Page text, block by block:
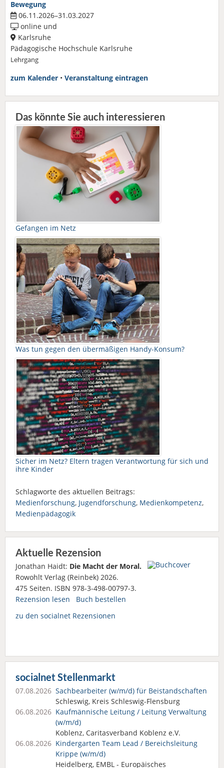
Bewegung
06.11.2026–31.03.2027
online und
Karlsruhe
Pädagogische Hochschule Karlsruhe
Lehrgang
zum Kalender • Veranstaltung eintragen
Das könnte Sie auch interessieren
Gefangen im Netz
Was tun gegen den übermäßigen Handy-Konsum?
Sicher im Netz? Eltern tragen Verantwortung für sich und
ihre Kinder
Schlagworte des aktuellen Beitrags:
Medienforschung, Jugendforschung, Medienkompetenz,
Medienpädagogik
Aktuelle Rezension
Jonathan Haidt: Die Macht der Moral.
Rowohlt Verlag (Reinbek) 2026.
475 Seiten. ISBN 978-3-498-00797-3.
Rezension lesen
Buch bestellen
zu den socialnet Rezensionen
socialnet Stellenmarkt
07.08.2026 Sachbearbeiter (w/m/d) für Beistandschaften
Schleswig, Kreis Schleswig-Flensburg
06.08.2026 Kaufmännische Leitung / Leitung Verwaltung
(w/m/d)
Koblenz, Caritasverband Koblenz e.V.
06.08.2026 Kindergarten Team Lead / Bereichsleitung
Krippe (w/m/d)
Heidelberg, EMBL - Europäisches